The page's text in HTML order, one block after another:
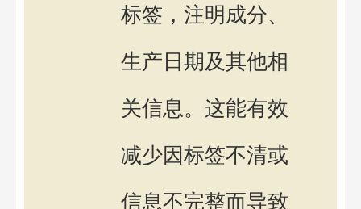
标签，注明成分、
生产日期及其他相
关信息。这能有效
减少因标签不清或
信息不完整而导致